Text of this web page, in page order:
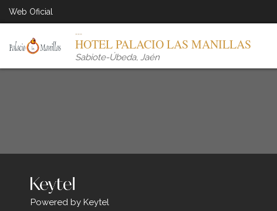
Web Oficial
HOTEL PALACIO LAS MANILLAS
Sabiote-Úbeda,Jaén
Powered by Keytel